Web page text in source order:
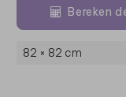
Bereken
82 × 82 cm